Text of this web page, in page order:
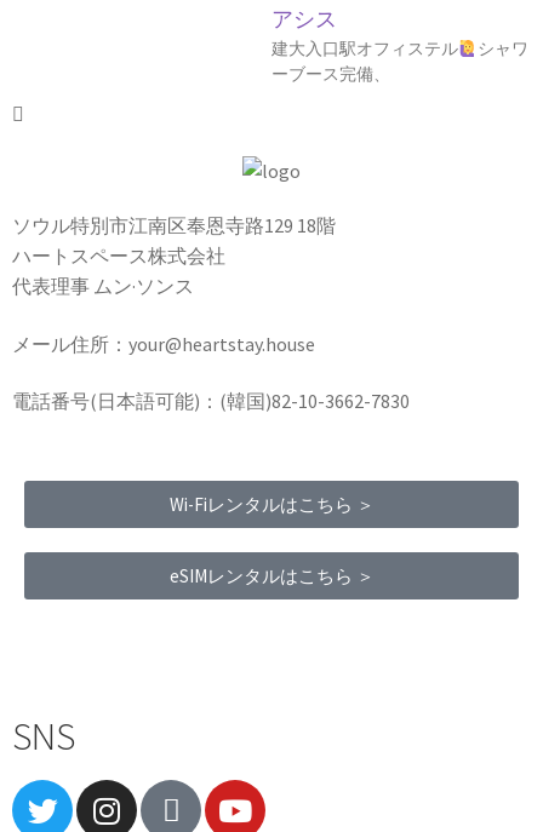
アシス
建大入口駅オフィステル
シャワ
ーブース完備、
ソウル特別市江南区奉恩寺路129 18階
ハートスペース株式会社
代表理事 ムン·ソンス
メール住所：your@heartstay.house
電話番号(日本語可能)：(韓国)82-10-3662-7830
Wi-Fiレンタルはこちら ＞
eSIMレンタルはこちら ＞
SNS